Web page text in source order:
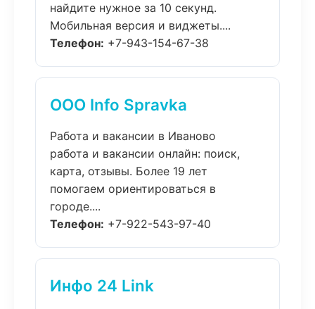
найдите нужное за 10 секунд.
Мобильная версия и виджеты....
Телефон: +7-943-154-67-38
ООО Info Spravka
Работа и вакансии в Иваново
работа и вакансии онлайн: поиск,
карта, отзывы. Более 19 лет
помогаем ориентироваться в
городе....
Телефон: +7-922-543-97-40
Инфо 24 Link